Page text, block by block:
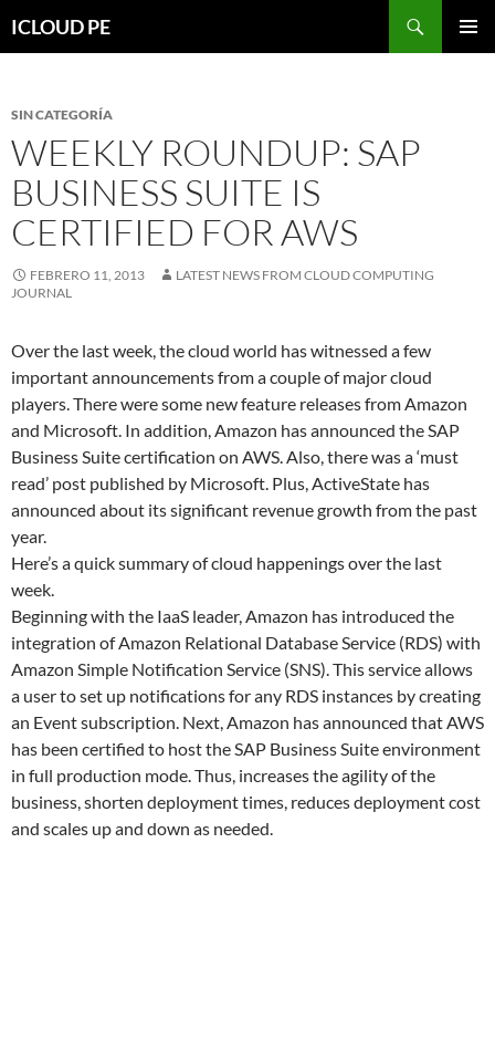
hacia
ICLOUD PE
SIN CATEGORÍA
WEEKLY ROUNDUP: SAP
BUSINESS SUITE IS
CERTIFIED FOR AWS
FEBRERO 11, 2013
LATEST NEWS FROM CLOUD COMPUTING
JOURNAL
Over the last week, the cloud world has witnessed a few
important announcements from a couple of major cloud
players. There were some new feature releases from Amazon
and Microsoft. In addition, Amazon has announced the SAP
Business Suite certification on AWS. Also, there was a ‘must
read’ post published by Microsoft. Plus, ActiveState has
announced about its significant revenue growth from the past
year.
Here’s a quick summary of cloud happenings over the last
week.
Beginning with the IaaS leader, Amazon has introduced the
integration of Amazon Relational Database Service (RDS) with
Amazon Simple Notification Service (SNS). This service allows
a user to set up notifications for any RDS instances by creating
an Event subscription. Next, Amazon has announced that AWS
has been certified to host the SAP Business Suite environment
in full production mode. Thus, increases the agility of the
business, shorten deployment times, reduces deployment cost
and scales up and down as needed.